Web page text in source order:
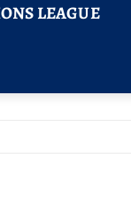
LEAGUE